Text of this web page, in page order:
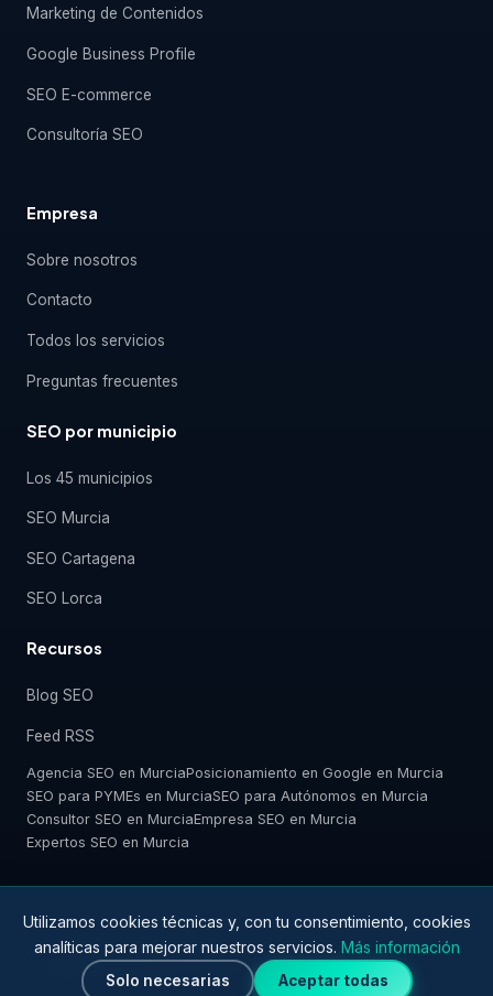
Marketing de Contenidos
Google Business Profile
SEO E-commerce
Consultoría SEO
Empresa
Sobre nosotros
Contacto
Todos los servicios
Preguntas frecuentes
SEO por municipio
Los 45 municipios
SEO Murcia
SEO Cartagena
SEO Lorca
Recursos
Blog SEO
Feed RSS
Agencia SEO en MurciaPosicionamiento en Google en Murcia
SEO para PYMEs en MurciaSEO para Autónomos en Murcia
Consultor SEO en MurciaEmpresa SEO en Murcia
Expertos SEO en Murcia
© 2026 SEO Murcia. Todos los derechos reservados.
Aviso legal
·Privacidad·Cookies
Utilizamos cookies técnicas y, con tu consentimiento, cookies
analíticas para mejorar nuestros servicios. Más información
Solo necesarias Aceptar todas